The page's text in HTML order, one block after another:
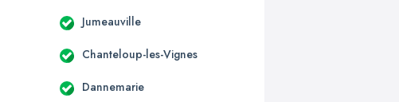
Jumeauville
Chanteloup-les-Vignes
Dannemarie